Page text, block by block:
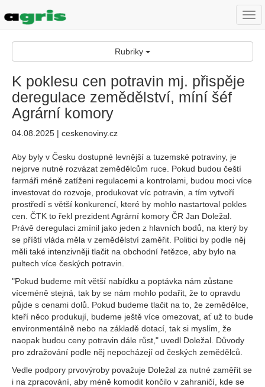
Rubriky
K poklesu cen potravin mj. přispěje
deregulace zemědělství, míní šéf
Agrární komory
04.08.2025 | ceskenoviny.cz
Aby byly v Česku dostupné levnější a tuzemské potraviny, je
nejprve nutné rozvázat zemědělcům ruce. Pokud budou čeští
farmáři méně zatíženi regulacemi a kontrolami, budou moci více
investovat do rozvoje, produkovat víc potravin, a tím vytvoří
prostředí s větší konkurencí, které by mohlo nastartoval pokles
cen. ČTK to řekl prezident Agrární komory ČR Jan Doležal.
Právě deregulaci zmínil jako jeden z hlavních bodů, na který by
se příští vláda měla v zemědělství zaměřit. Politici by podle něj
měli také intenzivněji tlačit na obchodní řetězce, aby bylo na
pultech více českých potravin.
"Pokud budeme mít větší nabídku a poptávka nám zůstane
víceméně stejná, tak by se nám mohlo podařit, že to opravdu
půjde s cenami dolů. Pokud budeme tlačit na to, že zemědělce,
kteří něco produkují, budeme ještě více omezovat, ať už to bude
environmentálně nebo na základě dotací, tak si myslím, že
naopak budou ceny potravin dále růst," uvedl Doležal. Důvody
pro zdražování podle něj nepocházejí od českých zemědělců.
Vedle podpory prvovýroby považuje Doležal za nutné zaměřit se
i na zpracování, aby méně komodit končilo v zahraničí, kde se